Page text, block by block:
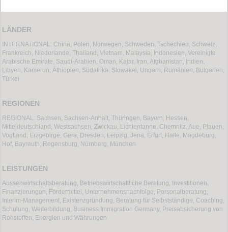
LÄNDER
INTERNATIONAL: China, Polen, Norwegen, Schweden, Tschechien, Schweiz,
Frankreich, Niederlande, Thailand, Vietnam, Malaysia, Indonesien, Vereinigte
Arabische Emirate, Saudi-Arabien, Oman, Katar, Iran, Afghanistan, Indien,
Libyen, Kamerun, Äthiopien, Südafrika, Slowakei, Ungarn, Rumänien, Bulgarien,
Türkei
REGIONEN
REGIONAL: Sachsen, Sachsen-Anhalt, Thüringen, Bayern, Hessen,
Mitteldeutschland, Westsachsen, Zwickau, Lichtentanne, Chemnitz, Aue, Plauen,
Vogtland, Erzgebirge, Gera, Dresden, Leipzig, Jena, Erfurt, Halle, Magdeburg,
Hof, Bayreuth, Regensburg, Nürnberg, München
LEISTUNGEN
Aussenwirtschaftsberatung, Betriebswirtschaftliche Beratung, Investitionen,
Finanzierungen, Fördermittel, Unternehmensnachfolge, Personalberatung,
Interim-Management, Existenzgründung, Beratung für Selbstständige, Coaching,
Schulung, Weiterbildung, Business Immigration Germany, Preisabsicherung von
Rohstoffen, Energien und Währungen